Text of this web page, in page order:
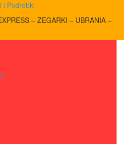
i Podróbki
– ZEGARKI – UBRANIA –